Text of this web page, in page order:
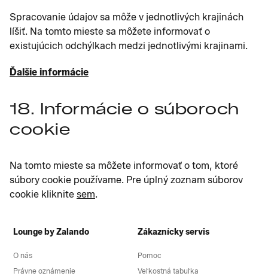
Spracovanie údajov sa môže v jednotlivých krajinách
líšiť. Na tomto mieste sa môžete informovať o
existujúcich odchýlkach medzi jednotlivými krajinami.
Ďalšie informácie
18. Informácie o súboroch
cookie
Na tomto mieste sa môžete informovať o tom, ktoré
súbory cookie používame. Pre úplný zoznam súborov
cookie kliknite sem.
Lounge by Zalando
O nás
Právne oznámenie
Zákaznícky servis
Pomoc
Veľkostná tabuľka